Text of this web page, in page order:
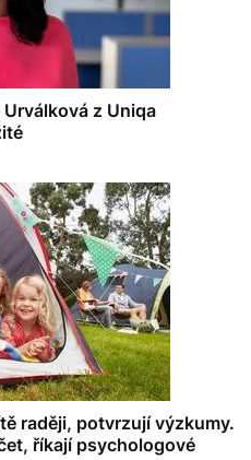
z Uniqa
raději, potvrzují výzkumy.
říkají psychologové